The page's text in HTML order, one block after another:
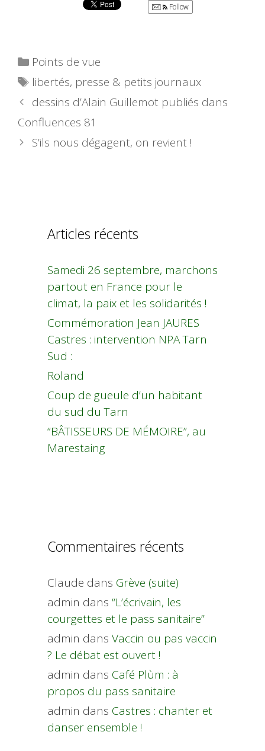
Follow
Catégories
Points de vue
Étiquettes
libertés, presse & petits journaux
dessins d’Alain Guillemot publiés dans
Confluences 81
S’ils nous dégagent, on revient !
Articles récents
Samedi 26 septembre, marchons
partout en France pour le
climat, la paix et les solidarités !
Commémoration Jean JAURES
Castres : intervention NPA Tarn
Sud :
Roland
Coup de gueule d’un habitant
du sud du Tarn
“BÂTISSEURS DE MÉMOIRE”, au
Marestaing
Commentaires récents
Claude dans Grève (suite)
admin dans “L’écrivain, les
courgettes et le pass sanitaire”
admin dans Vaccin ou pas vaccin
? Le débat est ouvert !
admin dans Café Plùm : à
propos du pass sanitaire
admin dans Castres : chanter et
danser ensemble !